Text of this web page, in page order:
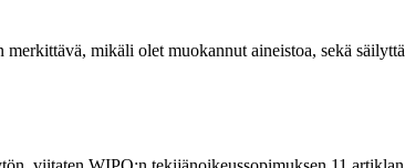
mikäli olet muokannut aineistoa, sekä